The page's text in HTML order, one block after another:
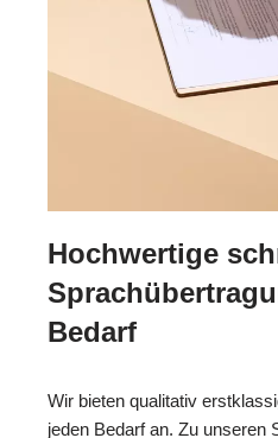
Hochwertige
Bedarf
Wir bieten qualitativ
jeden Bedarf an. Zu unseren